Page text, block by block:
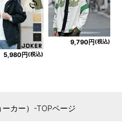
5,980円(税込)
9,790円 (税込)
カー）-TOPページ